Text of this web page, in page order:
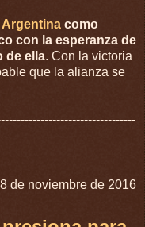
Argentina como
con la esperanza de
de ella. Con la victoria
que la alianza se
de noviembre de 2016